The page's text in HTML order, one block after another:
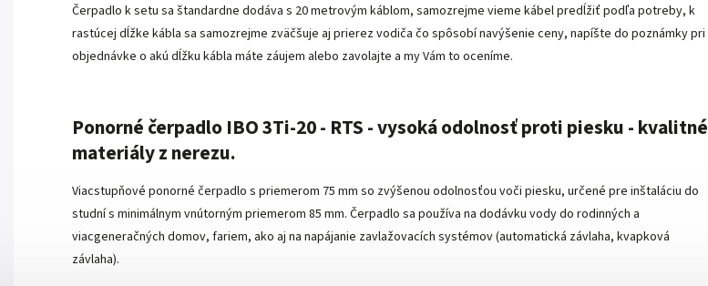
Čerpadlo k setu sa štandardne dodáva s 20 metrovým káblom, samozrejme vieme kábel predĺžiť podľa potreby, k
rastúcej dĺžke kábla sa samozrejme zväčšuje aj prierez vodiča čo spôsobí navýšenie ceny, napíšte do poznámky pri
objednávke o akú dĺžku kábla máte záujem alebo zavolajte a my Vám to oceníme.
Ponorné čerpadlo IBO 3Ti-20 - RTS - vysoká odolnosť proti piesku - kvalitné
materiály z nerezu.
Viacstupňové ponorné čerpadlo s priemerom 75 mm so zvýšenou odolnosťou voči piesku, určené pre inštaláciu do
studní s minimálnym vnútorným priemerom 85 mm. Čerpadlo sa používa na dodávku vody do rodinných a
viacgeneračných domov, fariem, ako aj na napájanie zavlažovacích systémov (automatická závlaha, kvapková
závlaha).